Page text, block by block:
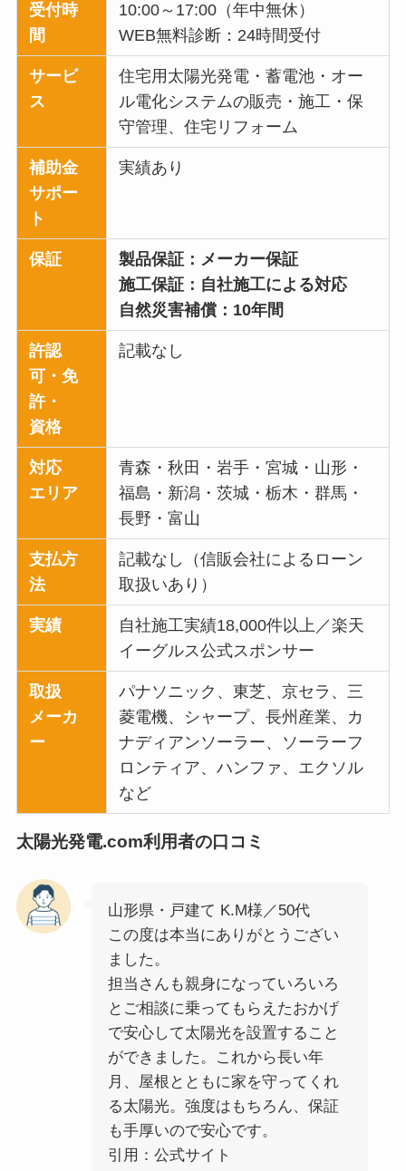
受付時
間
10:00～17:00（年中無休）
WEB無料診断：24時間受付
サービ
ス
住宅用太陽光発電・蓄電池・オー
ル電化システムの販売・施工・保
守管理、住宅リフォーム
補助金
サポー
ト
実績あり
保証
製品保証：メーカー保証
施工保証：自社施工による対応
自然災害補償：10年間
許認
可・免
許・
資格
記載なし
対応
エリア
青森・秋田・岩手・宮城・山形・
福島・新潟・茨城・栃木・群馬・
長野・富山
支払方
法
記載なし（信販会社によるローン
取扱いあり）
実績
自社施工実績18,000件以上／楽天
イーグルス公式スポンサー
取扱
メーカ
ー
パナソニック、東芝、京セラ、三
菱電機、シャープ、長州産業、カ
ナディアンソーラー、ソーラーフ
ロンティア、ハンファ、エクソル
など
太陽光発電.com利用者の口コミ
山形県・戸建て K.M様／50代
この度は本当にありがとうござい
ました。
担当さんも親身になっていろいろ
とご相談に乗ってもらえたおかげ
で安心して太陽光を設置すること
ができました。これから長い年
月、屋根とともに家を守ってくれ
る太陽光。強度はもちろん、保証
も手厚いので安心です。
引用：公式サイト